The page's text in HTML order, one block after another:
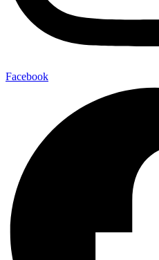
Facebook